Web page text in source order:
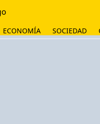
ECONOMÍA SOCIEDAD